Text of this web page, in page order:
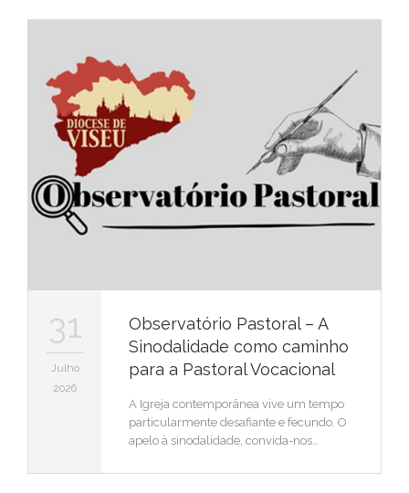
31
Julho
2026
Observatório Pastoral – A
Sinodalidade como caminho
para a Pastoral Vocacional
A Igreja contemporânea vive um tempo
particularmente desafiante e fecundo. O
apelo à sinodalidade, convida-nos…